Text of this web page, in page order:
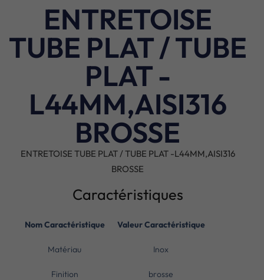
ENTRETOISE
TUBE PLAT / TUBE
PLAT -
L44MM,AISI316
BROSSE
ENTRETOISE TUBE PLAT / TUBE PLAT -L44MM,AISI316
BROSSE
Caractéristiques
Nom Caractéristique Valeur Caractéristique
Matériau Inox
Finition brosse